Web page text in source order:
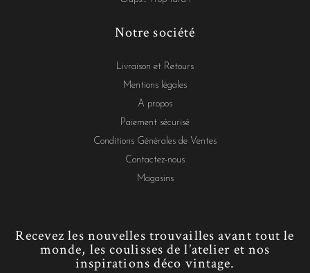
Notre société
Livraison et Retours
Mentions légales
A propos
Paiement sécurisé
Conditions Générales de Ventes
Contactez-nous
Magasins
Recevez les nouvelles trouvailles avant tout le
monde, les coulisses de l’atelier et nos
inspirations déco vintage.